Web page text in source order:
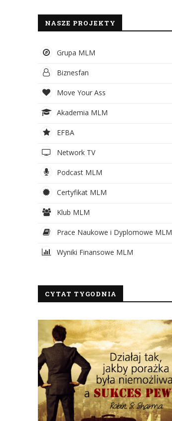
NASZE PROJEKTY
Grupa MLM
Biznesfan
Move Your Ass
Akademia MLM
EFBA
Network TV
Podcast MLM
Certyfikat MLM
Klub MLM
Prace Naukowe i Dyplomowe MLM
Wyniki Finansowe MLM
CYTAT TYGODNIA